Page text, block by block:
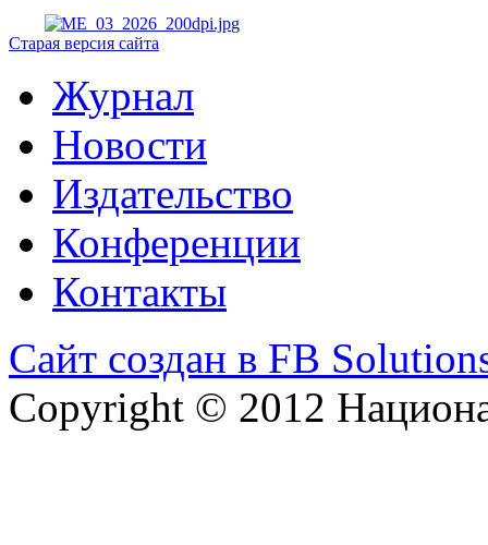
Старая версия сайта
Журнал
Новости
Издательство
Конференции
Контакты
Сайт создан в FB
Copyright © 2012